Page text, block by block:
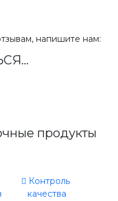
2-16-38
(81755) 2-18-62
напишите нам:
продукты
Контроль
качества